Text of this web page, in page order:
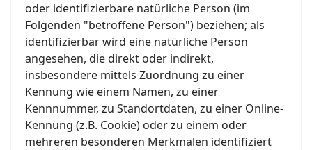
oder identifizierbare natürliche Person (im
Folgenden "betroffene Person") beziehen; als
identifizierbar wird eine natürliche Person
angesehen, die direkt oder indirekt,
insbesondere mittels Zuordnung zu einer
Kennung wie einem Namen, zu einer
Kennnummer, zu Standortdaten, zu einer Online-
Kennung (z.B. Cookie) oder zu einem oder
mehreren besonderen Merkmalen identifiziert